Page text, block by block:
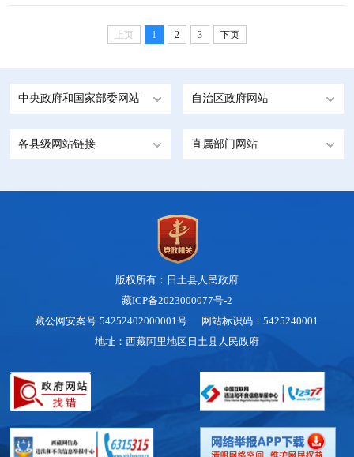
上页 1 2 3 下页
中央政府和国家部委网站 自治区政府网站
各县级网站链接 直属部门网站
版权所有：日土县人民政府
藏ICP备2023000077号-2
藏公网安案号:54252402000001号 网站标识码：5425240001
地址：西藏阿里地区日土县人民政府